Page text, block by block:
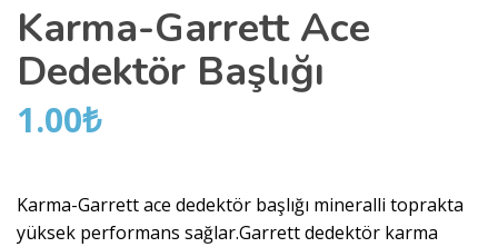
Karma-Garrett Ace
Dedektör Başlığı
1.00₺
Karma-Garrett ace dedektör başlığı mineralli toprakta
yüksek performans sağlar.Garrett dedektör karma